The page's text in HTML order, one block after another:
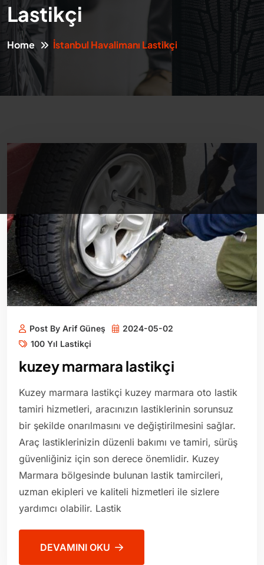
Lastikçi
Home İstanbul Havalimanı Lastikçi
Post By Arif Güneş
2024-05-02
100 Yıl Lastikçi
kuzey marmara lastikçi
Kuzey marmara lastikçi kuzey marmara oto lastik
tamiri hizmetleri, aracınızın lastiklerinin sorunsuz
bir şekilde onarılmasını ve değiştirilmesini sağlar.
Araç lastiklerinizin düzenli bakımı ve tamiri, sürüş
güvenliğiniz için son derece önemlidir. Kuzey
Marmara bölgesinde bulunan lastik tamircileri,
uzman ekipleri ve kaliteli hizmetleri ile sizlere
yardımcı olabilir. Lastik
DEVAMINI OKU